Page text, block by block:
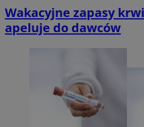
Wakacyjne zapasy
apeluje do dawców